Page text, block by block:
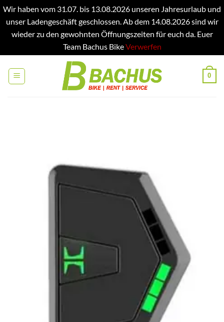
Wir haben vom 31.07. bis 13.08.2026 unseren Jahresurlaub und
unser Ladengeschäft geschlossen. Ab dem 14.08.2026 sind wir
wieder zu den gewohnten Öffnungszeiten für euch da. Euer
Team Bachus BikeVerwerfen
Inhalt
springen
0